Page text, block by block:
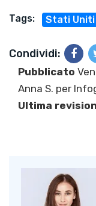
Tags: Stati Uniti
Condividi:
Pubblicato
Anna S. per
Ultima